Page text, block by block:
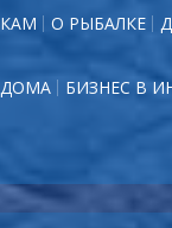
О РЫБАЛКЕ
ДОМА БИЗНЕС В